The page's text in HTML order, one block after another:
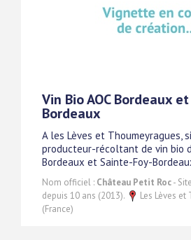
Vin Bio AOC Bordeaux
Bordeaux
A les Lèves et Thoumeyragues,
producteur-récoltant de vin bio
Bordeaux et Sainte-Foy-
Nom officiel : Château Petit Roc-
depuis 10 ans (2013).
Les Lèves
(France)